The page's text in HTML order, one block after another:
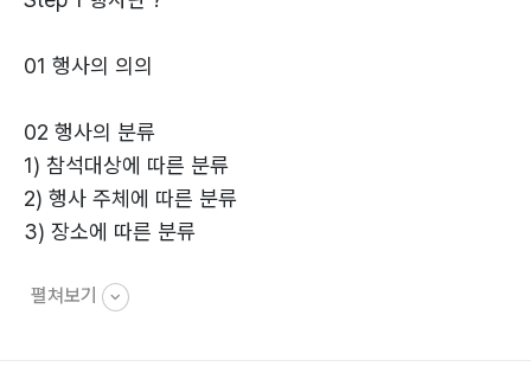
사의 효율적인 진행법을 알려 주고, 전문가에게는 상황에
써, 성공적인 행사진행은 물론 개인
의 경영능력 향상을 통한 경쟁력 제고에도 한걸음 가까이
다가설 수 있도록 노력하였습니다.
에서 승리를 향한 자산이 되었으면 하는 마음 간절합니다.
01 행사의 의의
02 행사의 분류
1) 참석대상에 따른 분류
2) 행사 주체에 따른 분류
3) 장소에 따른 분류
03 행사의 효과
펼쳐보기